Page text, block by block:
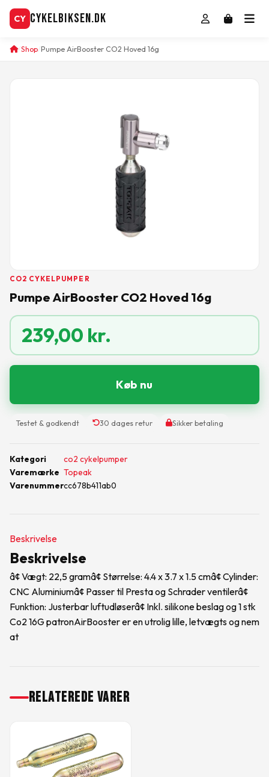
CY CykelBiksen.dk
Shop Pumpe AirBooster CO2 Hoved 16g
CO2 CYKELPUMPER
Pumpe AirBooster CO2 Hoved 16g
239,00 kr.
Køb nu
Testet & godkendt 30 dages retur Sikker betaling
Kategori
co2 cykelpumper
Varemærke Topeak
Varenummercc678b411ab0
Beskrivelse
Beskrivelse
â¢ Vægt: 22,5 gramâ¢ Størrelse: 4.4 x 3.7 x 1.5 cmâ¢ Cylinder:
CNC Aluminiumâ¢ Passer til Presta og Schrader ventilerâ¢
Funktion: Justerbar luftudløserâ¢ Inkl. silikone beslag og 1 stk
Co2 16G patronAirBooster er en utrolig lille, letvægts og nem
at
RELATEREDE VARER